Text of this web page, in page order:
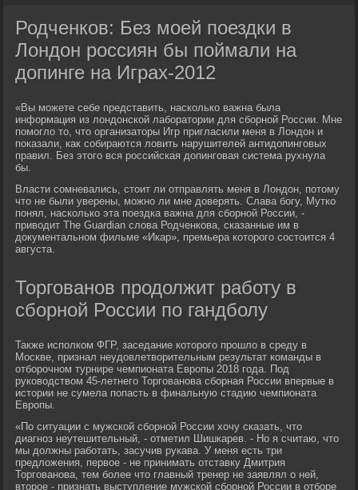
Родченков: Без моей поездки в
Лондон россиян бы поймали на
допинге на Играх-2012
«Вы можете себе представить, насколько важна была
информация из лондонской лаборатории для сборной России. Мне
помогло то, что организаторы Игр пригласили меня в Лондон и
показали, как собираются ловить нарушителей антидопинговых
правил. Без этого вся российская допинговая система рухнула
бы.
Власти сомневались, стоит ли отправлять меня в Лондон, потому
что не были уверены, можно ли мне доверять. Слава богу, Мутко
понял, насколько эта поездка важна для сборной России, -
приводит The Guardian слова Родченкова, сказанные им в
документальном фильме «Икар», премьера которого состоится 4
августа.
Торгованов продолжит работу в
сборной России по гандболу
Также исполком ФГР, заседание которого прошло в среду в
Москве, признал неудовлетворительным результат команды в
отборочном турнире чемпионата Европы 2018 года. Под
руководством 45-летнего Торгованова сборная России впервые в
истории не сумела попасть в финальную стадию чемпионата
Европы.
«По ситуации с мужской сборной России хочу сказать, что
диагноз неутешительный, - отметил Шишкарев. - Но я считаю, что
мы должны работать, засучив рукава. У меня есть три
предложения, первое - не принимать отставку Дмитрия
Торгованова, тем более что главный тренер не заявлял о ней,
второе - признать выступление мужской сборной России в отборе